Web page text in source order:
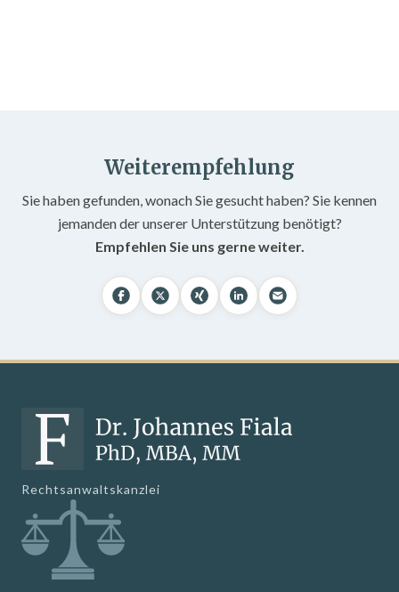
Weiterempfehlung
Sie haben gefunden, wonach Sie gesucht haben? Sie kennen
jemanden der unserer Unterstützung benötigt?
Empfehlen Sie uns gerne weiter.
Rechtsanwaltskanzlei